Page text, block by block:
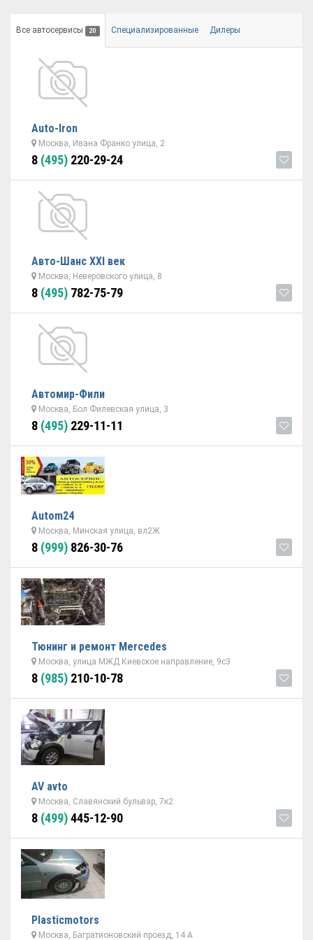
Все автосервисы 20 Специализированные Дилеры
Auto-Iron
Москва, Ивана Франко улица, 2
8 (495) 220-29-24
Авто-Шанс ХХI век
Москва, Неверовского улица, 8
8 (495) 782-75-79
Автомир-Фили
Москва, Бол Филевская улица, 3
8 (495) 229-11-11
Autom24
Москва, Минская улица, вл2Ж
8 (999) 826-30-76
Тюнинг и ремонт Mercedes
Москва, улица МЖД Киевское направление, 9с3
8 (985) 210-10-78
AV avto
Москва, Славянский бульвар, 7к2
8 (499)445-12-90
Plasticmotors
Москва, Багратионовский проезд, 14 А